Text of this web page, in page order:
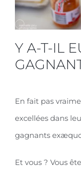
Y A-T-IL
En fait pas
excellées dans
gagnants
Et vous ? Vous